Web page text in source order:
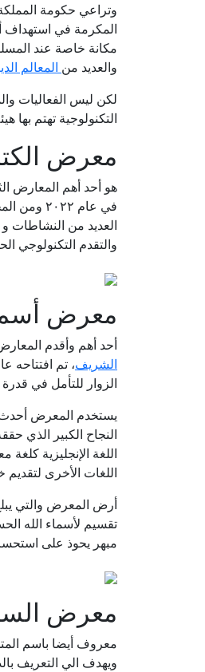
وتراعي حكومة
المكرمة في استهداف
مكانة خاصة عند
والعديد من المعالم
لكن ليس الفعاليات
التكنولوجية تهتم
معرض
هو أحد أهم المعارض
في عام
العديد من النشاطات و
والتقدم التكنولوجي الحديث
معرض
أحد أهم وأقدم
الشريف
الزوار للتأمل في
يستخدم المعرض أحدث
النجاح الكبير الذي
اللغة الإنجليزية
اللغات الأخرى
تقسيم لأسماء الله
مبهر يحوذ على
معرض
معروف أيضا باسم
ويهدف الي التعريف